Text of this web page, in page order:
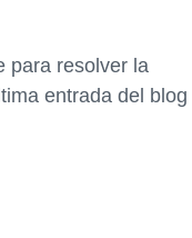
para resolver la
entrada del blog